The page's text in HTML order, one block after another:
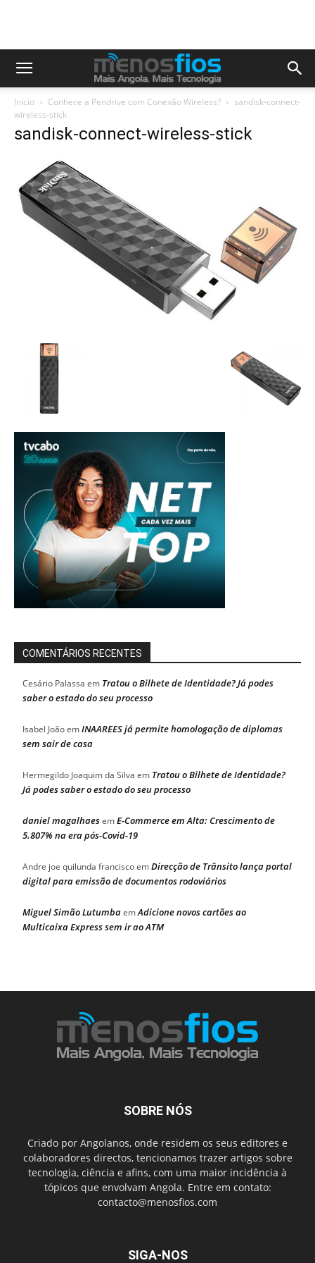
Início Conhece a Pendrive com Conexão Wireless?
sandisk-connect-
wireless-stick
sandisk-connect-wireless-stick
COMENTÁRIOS RECENTES
Cesário Palassa em Tratou o Bilhete de Identidade? Já podes
saber o estado do seu processo
Isabel JoãoemINAAREES já permite homologação de diplomas
sem sair de casa
Hermegildo Joaquim da Silva em Tratou o Bilhete de Identidade?
Já podes saber o estado do seu processo
daniel magalhaesemE-Commerce em Alta: Crescimento de
5.807% na era pós-Covid-19
Andre joe quilunda franciscoemDirecção de Trânsito lança portal
digital para emissão de documentos rodoviários
Miguel Simão LutumbaemAdicione novos cartões ao
Multicaixa Express sem ir ao ATM
SOBRE NÓS
Criado por Angolanos, onde residem os seus editores e
colaboradores directos, tencionamos trazer artigos sobre
tecnologia, ciência e afins, com uma maior incidência à
tópicos que envolvam Angola. Entre em contato:
contacto@menosfios.com
SIGA-NOS